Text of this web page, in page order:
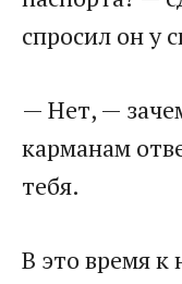
спросил он у
— Нет, —
карманам
тебя.
В это время к